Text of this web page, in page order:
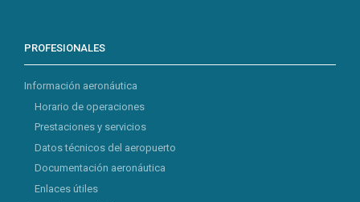
PROFESIONALES
Información aeronáutica
Horario de operaciones
Prestaciones y servicios
Datos técnicos del aeropuerto
Documentación aeronáutica
Enlaces útiles